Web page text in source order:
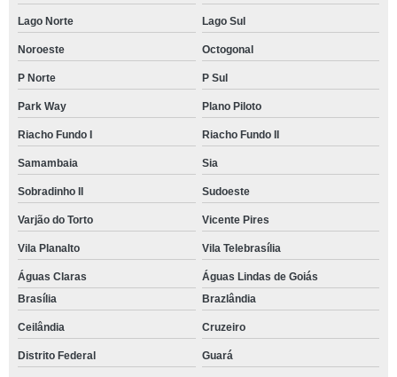
Lago Norte Lago Sul
Noroeste Octogonal
P Norte P Sul
Park Way Plano Piloto
Riacho Fundo I Riacho Fundo II
Samambaia Sia
Sobradinho II Sudoeste
Varjão do Torto Vicente Pires
Vila Planalto Vila Telebrasília
Águas Claras
Águas Lindas de Goiás
Brasília
Brazlândia
Ceilândia Cruzeiro
Distrito Federal Guará